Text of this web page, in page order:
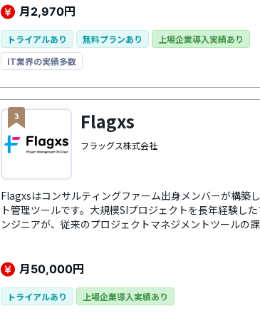
月2,970円
トライアルあり 無料プランあり
上場企業導入実績あり
IT業界の実績多数
3 Flagxs
フラッグス株式会社
Flagxsはコンサルティングファーム出身メンバーが構築
ト管理ツールです。大規模SIプロジェクトを長年経験し
ンジニアが、従来のプロジェクトマネジメントツールの
底的に検討し、プロジェクト成功のために構築されまし
クラウド Flagxsは、プロジェクトマネージャーに求めら
つ「プロジェクトマネジメント」能力をサポートし、プ
ナーとしてプロジェクトを成功へと導きます。
月50,000円
トライアルあり 上場企業導入実績あり